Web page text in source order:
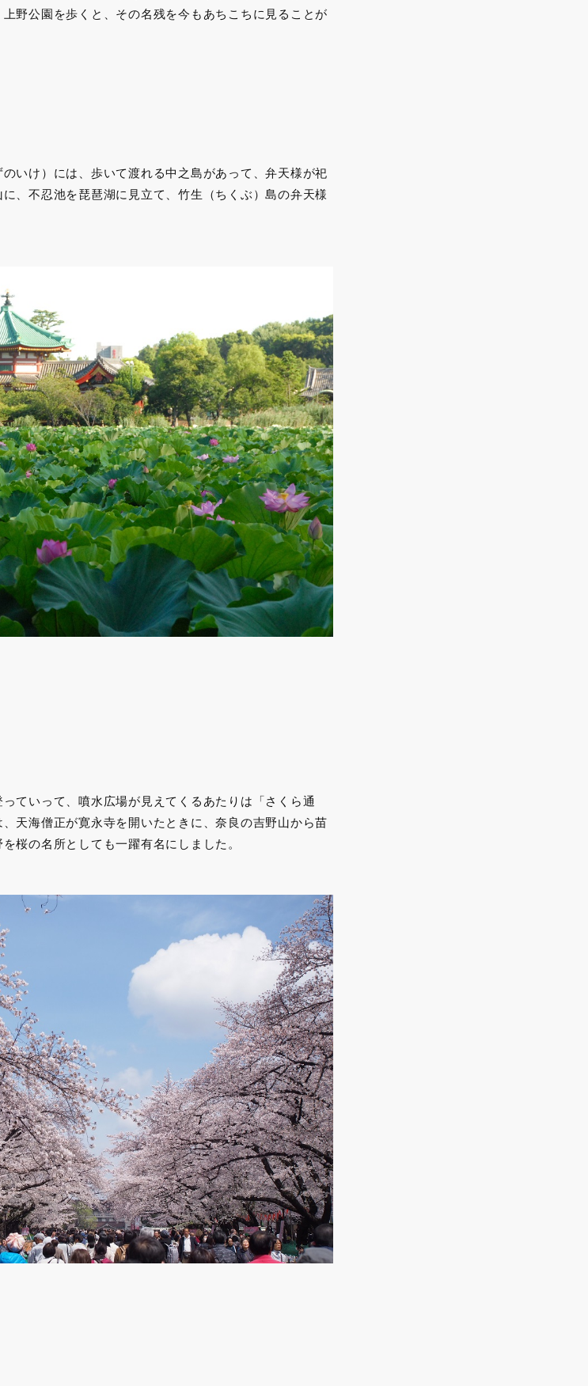
野公園を歩くと、その名残を今もあちこちに見ることが
いけ）には、歩いて渡れる中之島があって、弁天様が祀
、不忍池を琵琶湖に見立て、竹生（ちくぶ）島の弁天様
ていって、噴水広場が見えてくるあたりは「さくら通
天海僧正が寛永寺を開いたときに、奈良の吉野山から苗
桜の名所としても一躍有名にしました。